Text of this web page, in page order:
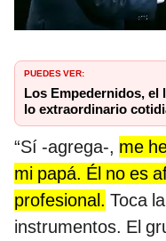
PUEDES VER:
Los Empedernidos,
lo extraordinario
“Sí -agrega-, me
mi papá. Él no es
profesional. Toca
instrumentos. El